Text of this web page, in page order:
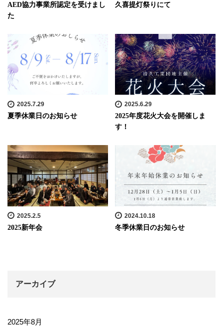
AED協力事業所認定を受けまし
た
久喜提灯祭りにて
2025.7.29
夏季休業日のお知らせ
2025.6.29
2025年度花火大会を開催しま
す！
2025.2.5
2025新年会
2024.10.18
冬季休業日のお知らせ
アーカイブ
2025年8月